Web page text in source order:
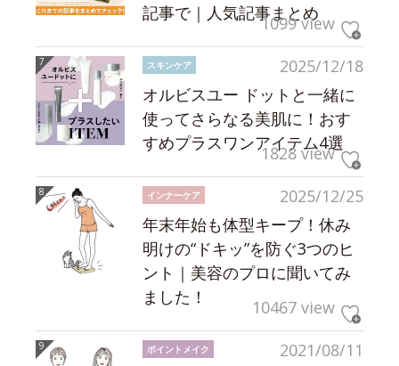
記事で｜人気記事まとめ
1099 view
2025/12/18
スキンケア
オルビスユー ドットと一緒に
使ってさらなる美肌に！おす
すめプラスワンアイテム4選
1828 view
2025/12/25
インナーケア
年末年始も体型キープ！休み
明けの“ドキッ”を防ぐ3つのヒ
ント｜美容のプロに聞いてみ
ました！
10467 view
2021/08/11
ポイントメイク